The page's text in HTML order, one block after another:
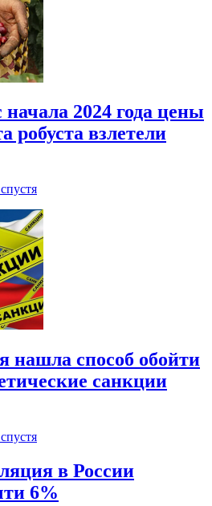
2024 года цены
робуста взлетели
способ обойти
санкции
в России
6%